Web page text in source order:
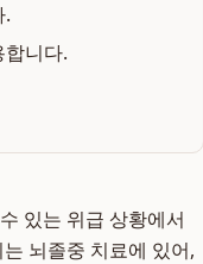
.
니다.
있는 위급 상황에서
뇌졸중 치료에 있어,